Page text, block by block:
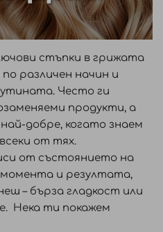
стъпки в грижата
различен начин и
Често ги
продукти, а
добре, когато знаем
от тях.
от състоянието на
и резултата,
– бърза гладкост или
Нека ти покажем